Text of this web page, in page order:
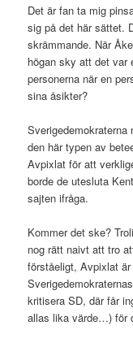
Det är fan ta mig
sig på det här sättet.
skrämmande. När
högan sky att det var
personerna när en
sina åsikter?
den här typen av
Avpixlat för att
borde de utesluta
sajten ifråga.
Kommer det ske?
nog rätt naivt att tro
förståeligt, Avpixlat
kritisera SD, där får
allas lika värde…) för